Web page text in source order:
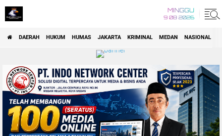
MINGGU
9 08 2026
DAERAH HUKUM HUMAS JAKARTA KRIMINAL MEDAN NASIONAL